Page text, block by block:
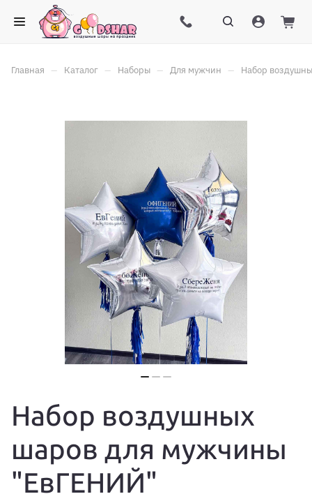
Главная – Каталог – Наборы – Для мужчин – Набор
Набор воздушных
шаров для мужчины
"ЕвГЕНИЙ"